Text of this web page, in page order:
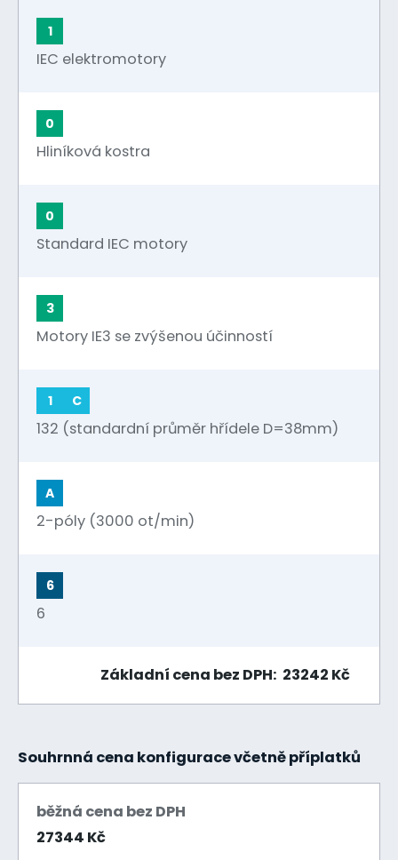
1
IEC elektromotory
0
Hliníková kostra
0
Standard IEC motory
3
Motory IE3 se zvýšenou účinností
1 C
132 (standardní průměr hřídele D=38mm)
A
2-póly (3000 ot/min)
6
6
Základní cena bez DPH: 23242 Kč
Souhrnná cena konfigurace včetně příplatků
běžná cena bez DPH
27344 Kč